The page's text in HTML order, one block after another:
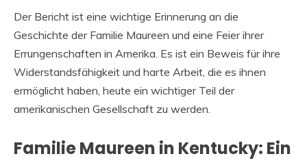
Der Bericht ist eine wichtige Erinnerung an die
Geschichte der Familie Maureen und eine Feier ihrer
Errungenschaften in Amerika. Es ist ein Beweis für ihre
Widerstandsfähigkeit und harte Arbeit, die es ihnen
ermöglicht haben, heute ein wichtiger Teil der
amerikanischen Gesellschaft zu werden.
Familie Maureen in Kentucky: Ein